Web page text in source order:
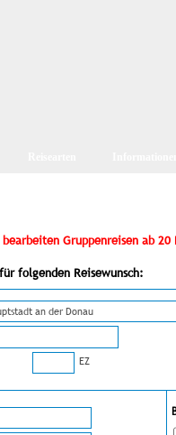
Gruppenreisen ab 20
folgenden Reisewunsch:
EZ